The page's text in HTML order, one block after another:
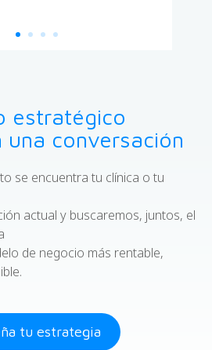
estratégico
una conversación
se encuentra tu clínica o tu
actual y buscaremos, juntos, el
de negocio más rentable,
tu estrategia